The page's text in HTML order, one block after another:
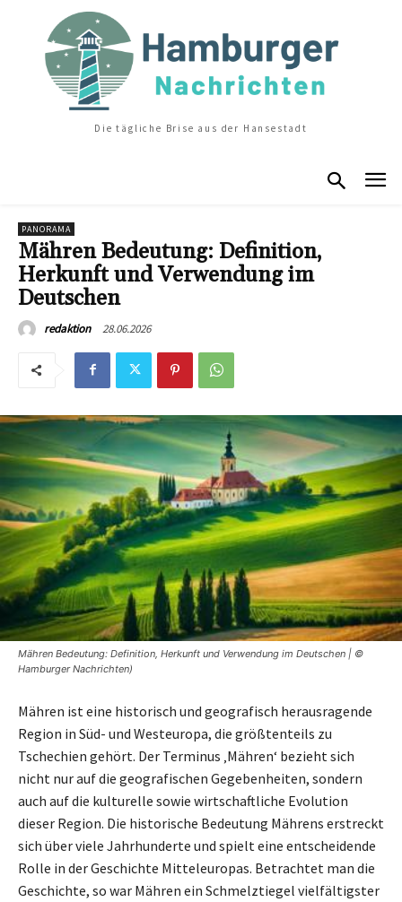
Die tägliche Brise aus der Hansestadt
PANORAMA
Mähren Bedeutung: Definition,
Herkunft und Verwendung im
Deutschen
redaktion 28.06.2026
Mähren Bedeutung: Definition, Herkunft und Verwendung im Deutschen | ©
Hamburger Nachrichten)
Mähren ist eine historisch und geografisch herausragende
Region in Süd- und Westeuropa, die größtenteils zu
Tschechien gehört. Der Terminus ‚Mähren‘ bezieht sich
nicht nur auf die geografischen Gegebenheiten, sondern
auch auf die kulturelle sowie wirtschaftliche Evolution
dieser Region. Die historische Bedeutung Mährens erstreckt
sich über viele Jahrhunderte und spielt eine entscheidende
Rolle in der Geschichte Mitteleuropas. Betrachtet man die
Geschichte, so war Mähren ein Schmelztiegel vielfältigster